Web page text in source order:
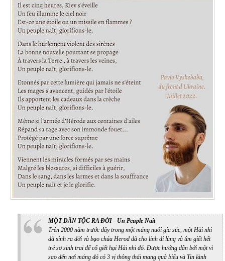
MỘT DÂN TỘC RA ĐỜI - Un Peuple Naît
Trên 2000 năm trước đây trong một máng nuôi gia súc, một Hài nhi
đã sinh ra đời và bạo chúa Herod đã cho lính đi lùng và tìm giết hết
trẻ sơ sinh trai để cố giết hại Hài nhi đó. Được hướng dẫn bởi một vì
sao đến nơi máng đó có 3 vị thông thái mang quà biếu và Tin lành